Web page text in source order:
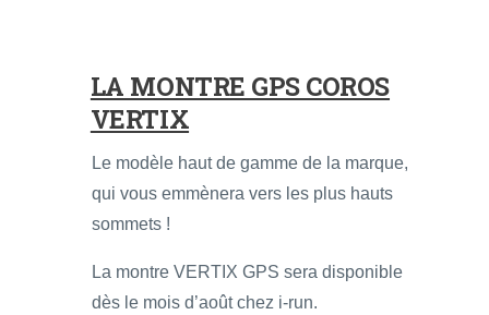
LA MONTRE GPS COROS
VERTIX
Le modèle haut de gamme de la marque,
qui vous emmènera vers les plus hauts
sommets !
La montre VERTIX GPS sera disponible
dès le mois d’août chez i-run.